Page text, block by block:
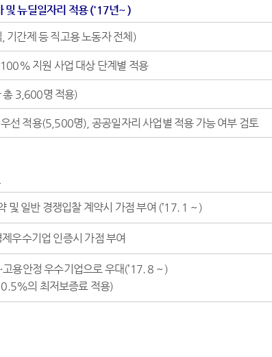
및 뉴딜일자리 적용 ('17년~ )
, 기간제 등 직고용 노동자 전체)
100% 지원 사업 대상 단계별 적용
총 3,600명 적용)
우선 적용(5,500명), 공공일자리 사업별 적용 가능 여부 검토
및 일반 경쟁입찰 계약시 가점 부여 (’17. 1 ~ )
우수기업 인증시 가점 부여
고용안정 우수기업으로 우대(’17. 8 ~ )
의 최저보증료 적용)